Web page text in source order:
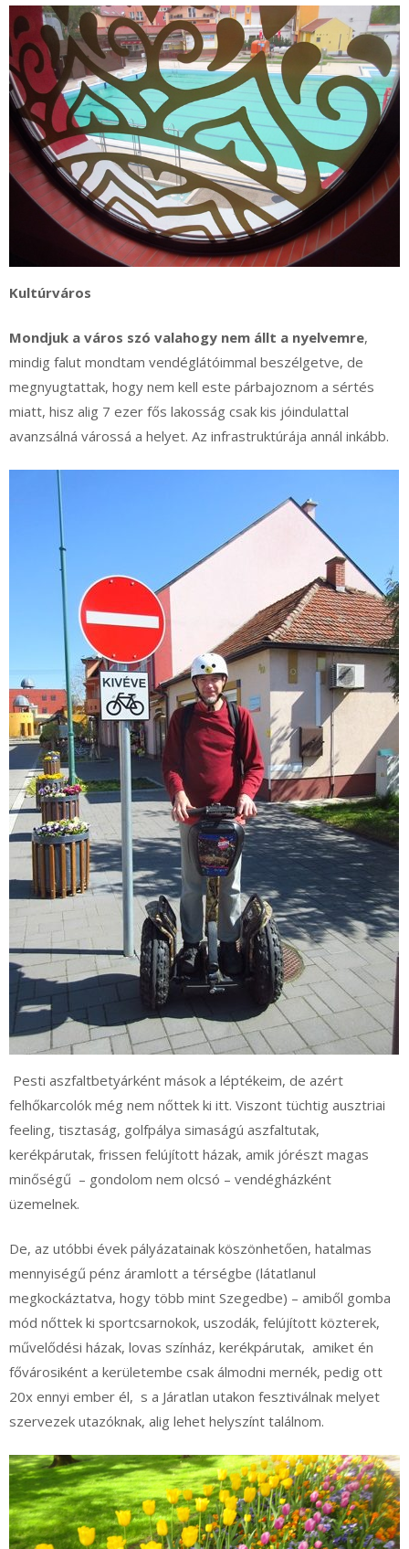
Kultúrváros
Mondjuk a város szó valahogy nem állt a nyelvemre,
mindig falut mondtam vendéglátóimmal beszélgetve, de
megnyugtattak, hogy nem kell este párbajoznom a sértés
miatt, hisz alig 7 ezer fős lakosság csak kis jóindulattal
avanzsálná várossá a helyet. Az infrastruktúrája annál inkább.
Pesti aszfaltbetyárként mások a léptékeim, de azért
felhőkarcolók még nem nőttek ki itt. Viszont tüchtig ausztriai
feeling, tisztaság, golfpálya simaságú aszfaltutak,
kerékpárutak, frissen felújított házak, amik jórészt magas
minőségű – gondolom nem olcsó – vendégházként
üzemelnek.
De, az utóbbi évek pályázatainak köszönhetően, hatalmas
mennyiségű pénz áramlott a térségbe (látatlanul
megkockáztatva, hogy több mint Szegedbe) – amiből gomba
mód nőttek ki sportcsarnokok, uszodák, felújított közterek,
művelődési házak, lovas színház, kerékpárutak, amiket én
fővárosiként a kerületembe csak álmodni mernék, pedig ott
20x ennyi ember él, s a Járatlan utakon fesztiválnak melyet
szervezek utazóknak, alig lehet helyszínt találnom.